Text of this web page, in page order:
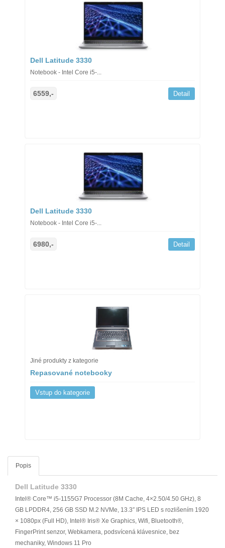
Dell Latitude 3330
Notebook - Intel Core i5-...
6559,- Detail
Dell Latitude 3330
Notebook - Intel Core i5-...
6980,- Detail
Jiné produkty z kategorie
Repasované notebooky
Vstup do kategorie
Popis
Dell Latitude 3330
Intel® Core™ i5-1155G7 Processor (8M Cache, 4×2.50/4.50 GHz), 8
GB LPDDR4, 256 GB SSD M.2 NVMe, 13.3″ IPS LED s rozlišením 1920
× 1080px (Full HD), Intel® Iris® Xe Graphics, Wifi, Bluetooth®,
FingerPrint senzor, Webkamera, podsvícená klávesnice, bez
mechaniky, Windows 11 Pro